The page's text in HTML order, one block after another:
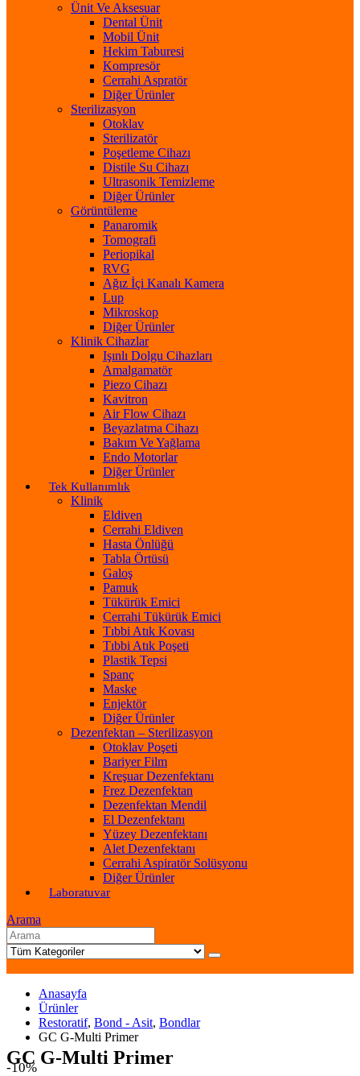
Ünit Ve Aksesuar
Dental Ünit
Mobil Ünit
Hekim Taburesi
Kompresör
Cerrahi Aspratör
Diğer Ürünler
Sterilizasyon
Otoklav
Sterilizatör
Poşetleme Cihazı
Distile Su Cihazı
Ultrasonik Temizleme
Diğer Ürünler
Görüntüleme
Panaromik
Tomografi
Periopikal
RVG
Ağız İçi Kanalı Kamera
Lup
Mikroskop
Diğer Ürünler
Klinik Cihazlar
Işınlı Dolgu Cihazları
Amalgamatör
Piezo Cihazı
Kavitron
Air Flow Cihazı
Beyazlatma Cihazı
Bakım Ve Yağlama
Endo Motorlar
Diğer Ürünler
Tek Kullanımlık
Klinik
Eldiven
Cerrahi Eldiven
Hasta Önlüğü
Tabla Örtüsü
Galoş
Pamuk
Tükürük Emici
Cerrahi Tükürük Emici
Tıbbi Atık Kovası
Tıbbi Atık Poşeti
Plastik Tepsi
Spanç
Maske
Enjektör
Diğer Ürünler
Dezenfektan – Sterilizasyon
Otoklav Poşeti
Bariyer Film
Kreşuar Dezenfektanı
Frez Dezenfektan
Dezenfektan Mendil
El Dezenfektanı
Yüzey Dezenfektanı
Alet Dezenfektanı
Cerrahi Aspiratör Solüsyonu
Diğer Ürünler
Laboratuvar
Arama
Anasayfa
Ürünler
Restoratif, Bond - Asit, Bondlar
GC G-Multi Primer
GC G-Multi Primer
-10%